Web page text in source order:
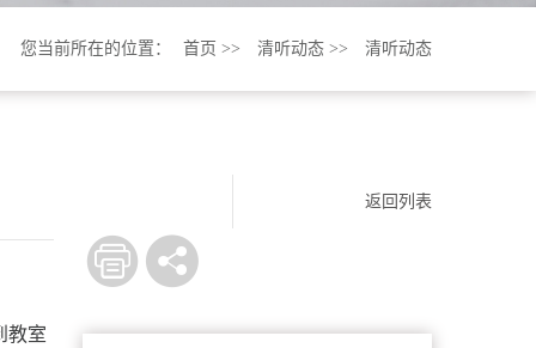
您当前所在的位置： 首页 >> 清听动态 >> 清听动态
返回列表
教室